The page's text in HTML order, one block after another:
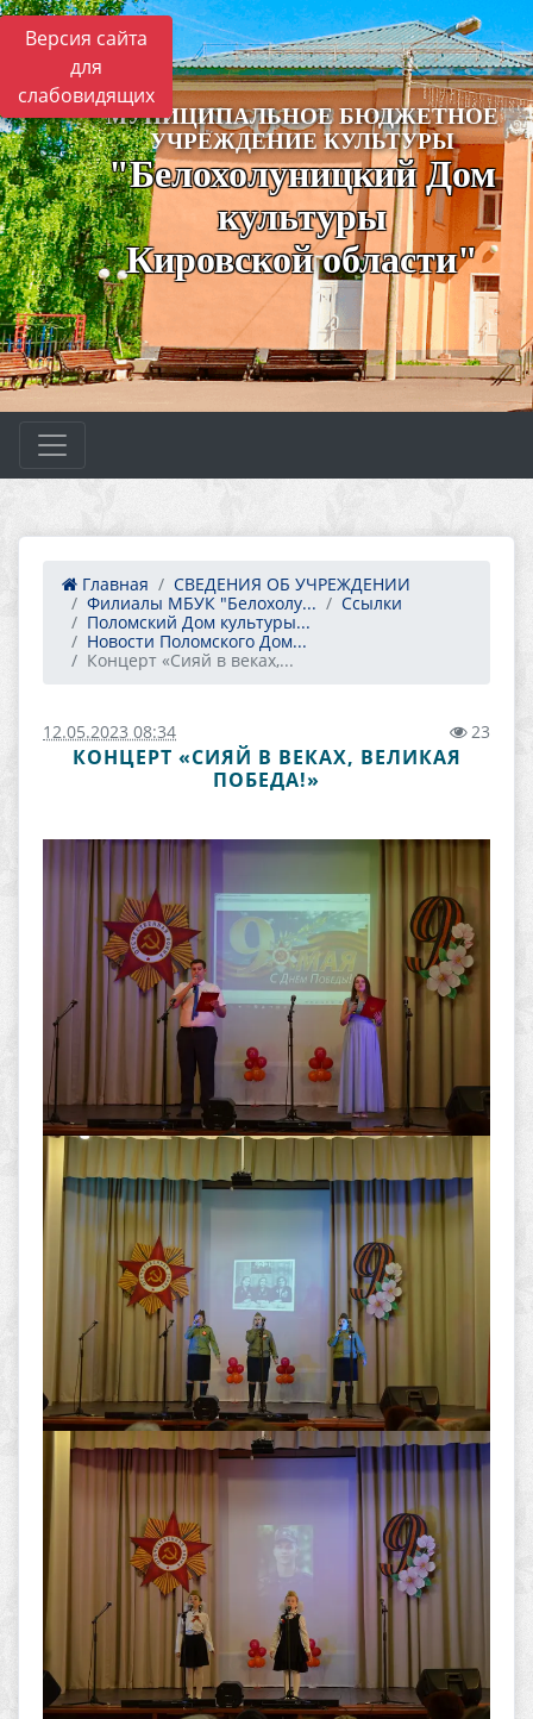
Версия сайта
для
слабовидящих
МУНИЦИПАЛЬНОЕ БЮДЖЕТНОЕ
УЧРЕЖДЕНИЕ КУЛЬТУРЫ
"Белохолуницкий Дом
культуры
Кировской области"
Главная
СВЕДЕНИЯ ОБ УЧРЕЖДЕНИИ
Филиалы МБУК "Белохолу...
Ссылки
Поломский Дом культуры...
Новости Поломского Дом...
Концерт «Сияй в веках,...
12.05.2023 08:34 23
КОНЦЕРТ «СИЯЙ В ВЕКАХ, ВЕЛИКАЯ
ПОБЕДА!»